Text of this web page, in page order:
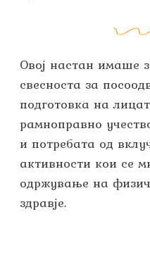
Овој настан имаше
свесноста за
подготовка на
рамноправно
и потребата од
активности кои се
одржување на
здравје.